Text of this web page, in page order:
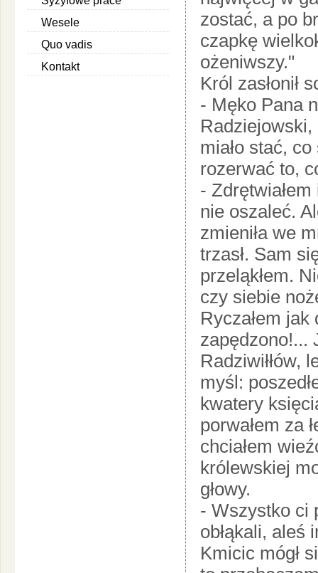
Wesele
Quo vadis
Kontakt
zostać, a po
czapkę
ożeniwszy."
Król zasłonił
- Męko Pana
miało stać,
rozerwać to,
- Zdrętwiałem
nie oszaleć.
zmieniła we
trzasł. Sam
przeląkłem.
czy siebie
Ryczałem
zapędzono!...
Radziwiłłów,
myśl:
kwatery
porwałem za
chciałem
królewskiej
głowy.
- Wszystko ci
obłąkali, aleś
Kmicic mógł